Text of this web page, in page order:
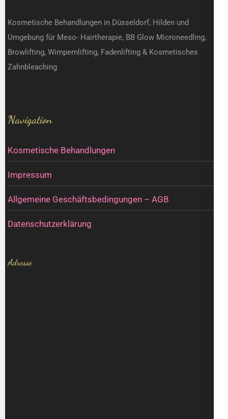
Kosmetische Behandlungen in Düsseldorf, Hilden und
Umgebung für Meso- Hairtherapie, BB Glow Microneedling,
Browlifting, Wimpernlifting, Fadenlifting & Kosmetisches
Zahnbleaching
Navigation
Kosmetische Behandlungen
Impressum
Allgemeine Geschäftsbedingungen – AGB
Datenschutzerklärung
Adresse